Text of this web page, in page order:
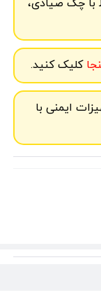
چک صیادی،
کلیک کنید.
ایمنی با